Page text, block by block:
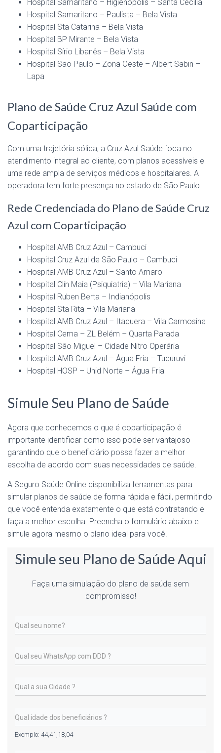
Hospital Samaritano – Higienópolis – Santa Cecília
Hospital Samaritano – Paulista – Bela Vista
Hospital Sta Catarina – Bela Vista
Hospital BP Mirante – Bela Vista
Hospital Sírio Libanês – Bela Vista
Hospital São Paulo – Zona Oeste – Albert Sabin –
Lapa
Plano de Saúde Cruz Azul Saúde com
Coparticipação
Com uma trajetória sólida, a Cruz Azul Saúde foca no
atendimento integral ao cliente, com planos acessíveis e
uma rede ampla de serviços médicos e hospitalares. A
operadora tem forte presença no estado de São Paulo.
Rede Credenciada do Plano de Saúde Cruz
Azul com Coparticipação
Hospital AMB Cruz Azul – Cambuci
Hospital Cruz Azul de São Paulo – Cambuci
Hospital AMB Cruz Azul – Santo Amaro
Hospital Clín Maia (Psiquiatria) – Vila Mariana
Hospital Ruben Berta – Indianópolis
Hospital Sta Rita – Vila Mariana
Hospital AMB Cruz Azul – Itaquera – Vila Carmosina
Hospital Cema – ZL Belém – Quarta Parada
Hospital São Miguel – Cidade Nitro Operária
Hospital AMB Cruz Azul – Água Fria – Tucuruvi
Hospital HOSP – Unid Norte – Água Fria
Simule Seu Plano de Saúde
Agora que conhecemos o que é coparticipação é
importante identificar como isso pode ser vantajoso
garantindo que o beneficiário possa fazer a melhor
escolha de acordo com suas necessidades de saúde.
A Seguro Saúde Online disponibiliza ferramentas para
simular planos de saúde de forma rápida e fácil, permitindo
que você entenda exatamente o que está contratando e
faça a melhor escolha. Preencha o formulário abaixo e
simule agora mesmo o plano ideal para você.
Simule seu Plano de Saúde Aqui
Faça uma simulação do plano de saúde sem
compromisso!
Exemplo: 44,41,18,04